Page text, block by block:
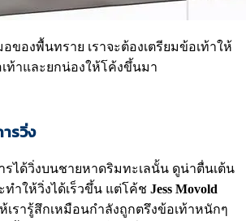
ของพื้นทราย เราจะต้องเตรียมข้อเท้าให้
ท้าและยกน่องให้โค้งขึ้นมา
รวิ่ง
รได้วิ่งบนชายหาดริมทะเลนั้น ดูน่าตื่นเต้น
ทำให้วิ่งได้เร็วขึ้น แต่โค้ช Jess Movold
เรารู้สึกเหมือนกำลังถูกตรึงข้อเท้าหนักๆ